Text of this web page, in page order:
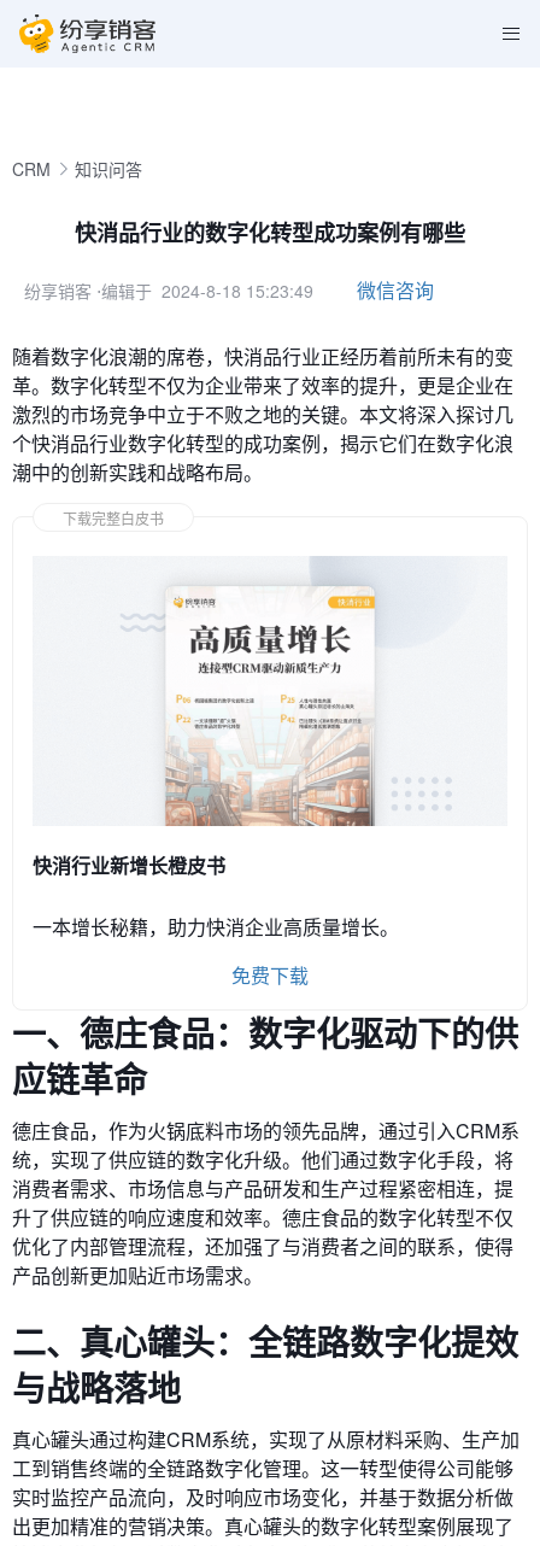
CRM 知识问答
快消品行业的数字化转型成功案例有哪些
纷享销客 ⋅编辑于 2024-8-18 15:23:49 微信咨询
随着数字化浪潮的席卷，快消品行业正经历着前所未有的变
革。数字化转型不仅为企业带来了效率的提升，更是企业在
激烈的市场竞争中立于不败之地的关键。本文将深入探讨几
个快消品行业数字化转型的成功案例，揭示它们在数字化浪
潮中的创新实践和战略布局。
下载完整白皮书
快消行业新增长橙皮书
一本增长秘籍，助力快消企业高质量增长。
免费下载
一、德庄食品：数字化驱动下的供
应链革命
德庄食品，作为火锅底料市场的领先品牌，通过引入CRM系
统，实现了供应链的数字化升级。他们通过数字化手段，将
消费者需求、市场信息与产品研发和生产过程紧密相连，提
升了供应链的响应速度和效率。德庄食品的数字化转型不仅
优化了内部管理流程，还加强了与消费者之间的联系，使得
产品创新更加贴近市场需求。
二、真心罐头：全链路数字化提效
与战略落地
真心罐头通过构建CRM系统，实现了从原材料采购、生产加
工到销售终端的全链路数字化管理。这一转型使得公司能够
实时监控产品流向，及时响应市场变化，并基于数据分析做
出更加精准的营销决策。真心罐头的数字化转型案例展现了